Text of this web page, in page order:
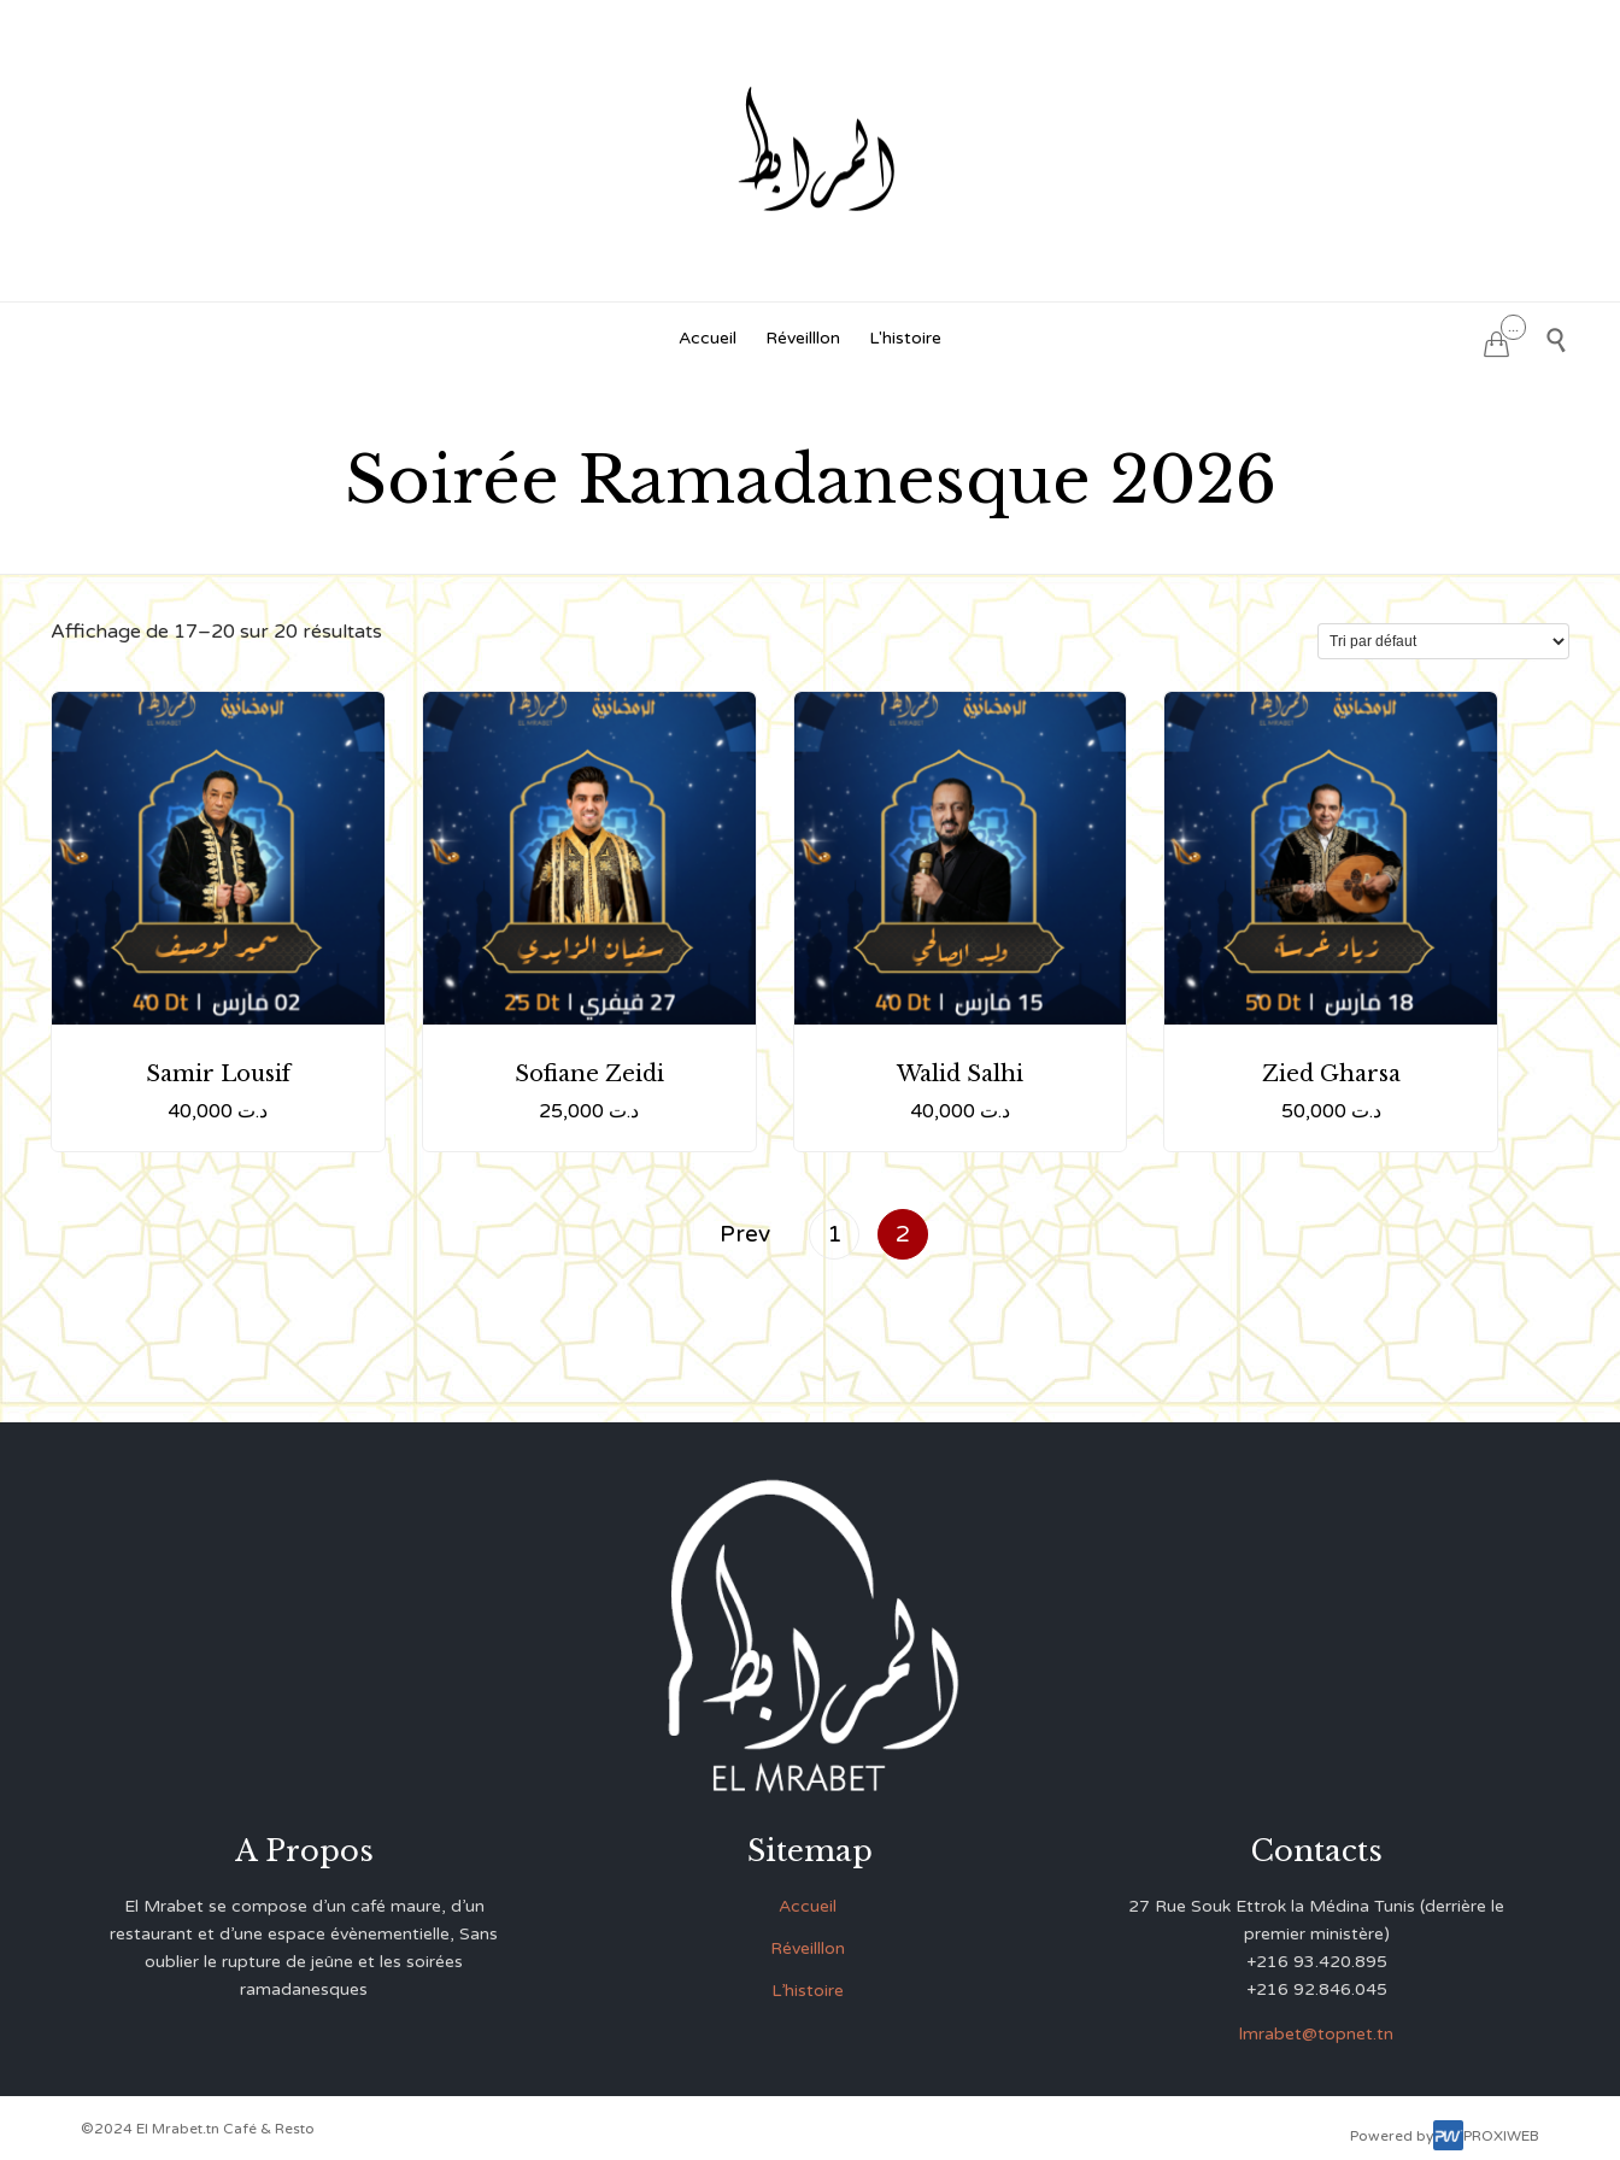
to
Accueil Réveilllon L'histoire 
...

Soirée Ramadanesque 2026
Affichage de 17–20 sur 20 résultats
Samir Lousif
د.ت
Sofiane Zeidi
د.ت
Walid Salhi
د.ت
Zied Gharsa
د.ت 50,000
Prev 1 2
A Propos
El Mrabet se compose d’un café maure, d’un
restaurant et d’une espace évènementielle, Sans
oublier le rupture de jeûne et les soirées
ramadanesques
Sitemap
Accueil
Réveilllon
L’histoire
Contacts
27 Rue Souk Ettrok la Médina Tunis (derrière le
premier ministère)
+216 93.420.895
+216 92.846.045
lmrabet@topnet.tn
©2024 El Mrabet.tn Café & Resto Powered by PROXIWEB